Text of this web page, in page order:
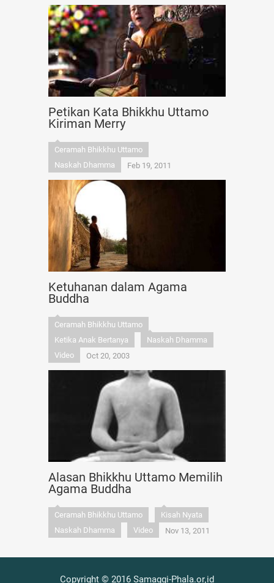
Petikan Kata Bhikkhu Uttamo
Kiriman Merry
Ceramah Bhikkhu Uttamo
Naskah Dhamma
Feb 19, 2011
Ketuhanan dalam Agama
Buddha
Ceramah Bhikkhu Uttamo
Ketika Anak Bertanya
Naskah Dhamma
Video
Oct 20, 2003
Alasan Bhikkhu Uttamo Memilih
Agama Buddha
Ceramah Bhikkhu Uttamo
Kisah Nyata
Naskah Dhamma
Video Nov 13, 2011
Copyright © 2016 Samaggi-Phala.or.id